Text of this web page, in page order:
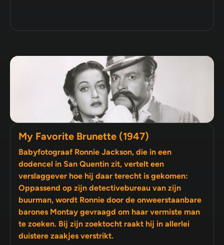
My Favorite Brunette (1947)
Babyfotograaf Ronnie Jackson, die in een
dodencel in San Quentin zit, vertelt een
verslaggever hoe hij daar terecht is gekomen:
Oppassend op zijn detectivebureau van zijn
buurman, wordt Ronnie door de onweerstaanbare
barones Montay gevraagd om haar vermiste man
te zoeken. Bij zijn zoektocht raakt hij in allerlei
duistere zaakjes verstrikt.